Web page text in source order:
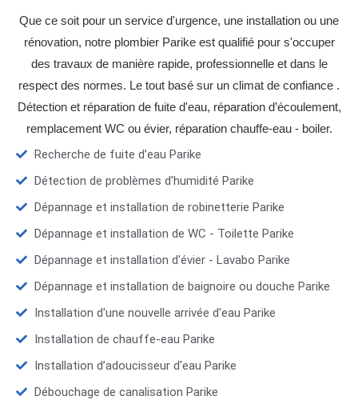
Que ce soit pour un service d'urgence, une installation ou une
rénovation, notre plombier Parike est qualifié pour s'occuper
des travaux de manière rapide, professionnelle et dans le
respect des normes. Le tout basé sur un climat de confiance .
Détection et réparation de fuite d'eau, réparation d’écoulement,
remplacement WC ou évier, réparation chauffe-eau - boiler.
Recherche de fuite d’eau Parike
Détection de problèmes d'humidité Parike
Dépannage et installation de robinetterie Parike
Dépannage et installation de WC - Toilette Parike
Dépannage et installation d'évier - Lavabo Parike
Dépannage et installation de baignoire ou douche Parike
Installation d'une nouvelle arrivée d'eau Parike
Installation de chauffe-eau Parike
Installation d’adoucisseur d'eau Parike
Débouchage de canalisation Parike